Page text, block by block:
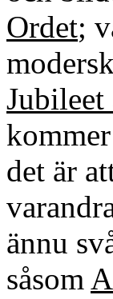
Ordet;
Jubileet
det är
ännu
såsom